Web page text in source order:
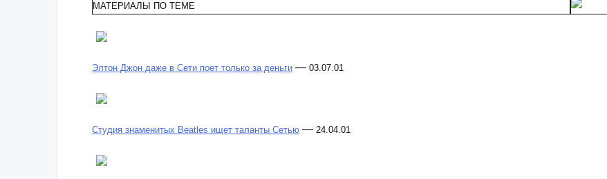
МАТЕРИАЛЫ ПО ТЕМЕ
Элтон Джон даже в Сети поет только за деньги — 03.07.01
Студия знаменитых Beatles ищет таланты Сетью — 24.04.01